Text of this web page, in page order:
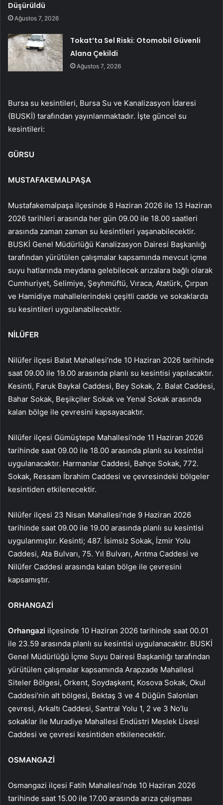
Düşürüldü
Ağustos 7, 2026
Tokat’ta Sel Riski: Otomobil Güvenli
Alana Çekildi
Ağustos 7, 2026
Bursa su kesintileri, Bursa Su ve Kanalizasyon İdaresi
(BUSKİ) tarafından yayınlanmaktadır. İşte güncel su
kesintileri:
GÜRSU
MUSTAFAKEMALPAŞA
Mustafakemalpaşa ilçesinde 8 Haziran 2026 ile 13 Haziran
2026 tarihleri arasında her gün 09.00 ile 18.00 saatleri
arasında zaman zaman su kesintileri yaşanabilecektir.
BUSKİ Genel Müdürlüğü Kanalizasyon Dairesi Başkanlığı
tarafından yürütülen çalışmalar kapsamında mevcut içme
suyu hatlarında meydana gelebilecek arızalara bağlı olarak
Cumhuriyet, Selimiye, Şeyhmüftü, Vıraca, Atatürk, Çırpan
ve Hamidiye mahallelerindeki çeşitli cadde ve sokaklarda
su kesintileri uygulanabilecektir.
NİLÜFER
Nilüfer ilçesi Balat Mahallesi’nde 10 Haziran 2026 tarihinde
saat 09.00 ile 19.00 arasında planlı su kesintisi yapılacaktır.
Kesinti, Faruk Baykal Caddesi, Bey Sokak, 2. Balat Caddesi,
Bahar Sokak, Beşikçiler Sokak ve Yenal Sokak arasında
kalan bölge ile çevresini kapsayacaktır.
Nilüfer ilçesi Gümüştepe Mahallesi’nde 11 Haziran 2026
tarihinde saat 09.00 ile 18.00 arasında planlı su kesintisi
uygulanacaktır. Harmanlar Caddesi, Bahçe Sokak, 772.
Sokak, Ressam İbrahim Caddesi ve çevresindeki bölgeler
kesintiden etkilenecektir.
Nilüfer ilçesi 23 Nisan Mahallesi’nde 9 Haziran 2026
tarihinde saat 09.00 ile 19.00 arasında planlı su kesintisi
uygulanmıştır. Kesinti; 487. İsimsiz Sokak, İzmir Yolu
Caddesi, Ata Bulvarı, 75. Yıl Bulvarı, Arıtma Caddesi ve
Nilüfer Caddesi arasında kalan bölge ile çevresini
kapsamıştır.
ORHANGAZİ
Orhangazi ilçesinde 10 Haziran 2026 tarihinde saat 00.01
ile 23.59 arasında planlı su kesintisi uygulanacaktır. BUSKİ
Genel Müdürlüğü İçme Suyu Dairesi Başkanlığı tarafından
yürütülen çalışmalar kapsamında Arapzade Mahallesi
Siteler Bölgesi, Orkent, Soydaşkent, Kosova Sokak, Okul
Caddesi’nin alt bölgesi, Bektaş 3 ve 4 Düğün Salonları
çevresi, Arkaltı Caddesi, Santral Yolu 1, 2 ve 3 No’lu
sokaklar ile Muradiye Mahallesi Endüstri Meslek Lisesi
Caddesi ve çevresi kesintiden etkilenecektir.
OSMANGAZİ
Osmangazi ilçesi Fatih Mahallesi’nde 10 Haziran 2026
tarihinde saat 15.00 ile 17.00 arasında arıza çalışması